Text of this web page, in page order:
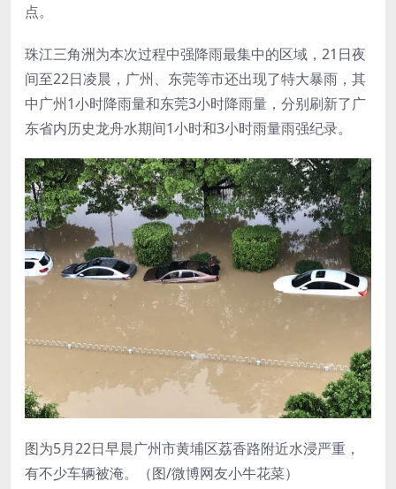
点。
珠江三角洲为本次过程中强降雨最集中的区域，21日夜
间至22日凌晨，广州、东莞等市还出现了特大暴雨，其
中广州1小时降雨量和东莞3小时降雨量，分别刷新了广
东省内历史龙舟水期间1小时和3小时雨量雨强纪录。
图为5月22日早晨广州市黄埔区荔香路附近水浸严重，
有不少车辆被淹。（图/微博网友小牛花菜）